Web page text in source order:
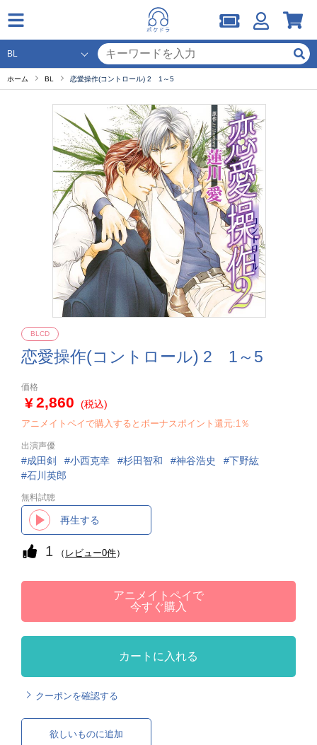
ホーム BL 恋愛操作(コントロール) 2 1～5
恋愛操作(コントロール) 2 1～5
BLCD
価格
2,860 (税込)
アニメイトペイで購入するとボーナスポイント還元:1％
出演声優
成田剣 小西克幸 杉田智和 神谷浩史
下野紘
石川英郎
無料試聴
再生する
1 （ レビュー0件）
アニメイトペイで
今すぐ購入
カートに入れる
クーポンを確認する
欲しいものに追加